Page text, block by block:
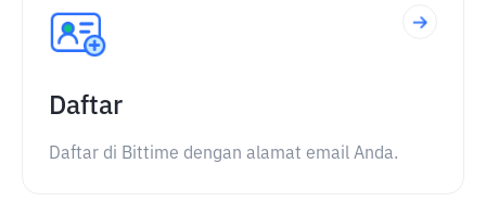
Daftar
Daftar di Bittime dengan alamat email Anda.